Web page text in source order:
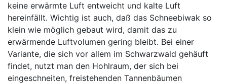
keine erwärmte Luft entweicht und kalte Luft
hereinfällt. Wichtig ist auch, daß das Schneebiwak so
klein wie möglich gebaut wird, damit das zu
erwärmende Luftvolumen gering bleibt. Bei einer
Variante, die sich vor allem im Schwarzwald gehäuft
findet, nutzt man den Hohlraum, der sich bei
eingeschneiten, freistehenden Tannenbäumen